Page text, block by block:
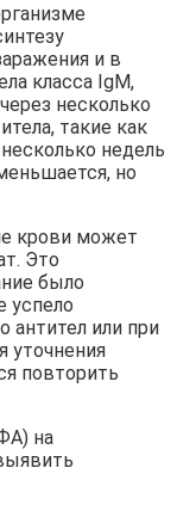
и в
класса IgM,
несколько
такие как
недель
но
крови может
Это
было
успело
антител или при
уточнения
повторить
на